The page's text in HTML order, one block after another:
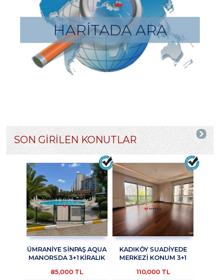
HARİTADA ARA
SON GİRİLEN KONUTLAR
ÜMRANİYE SİNPAŞ AQUA
MANORSDA 3+1 KİRALIK
85,000 TL
KADIKÖY SUADİYEDE
MERKEZİ KONUM 3+1
TROYKADAN
110,000 TL